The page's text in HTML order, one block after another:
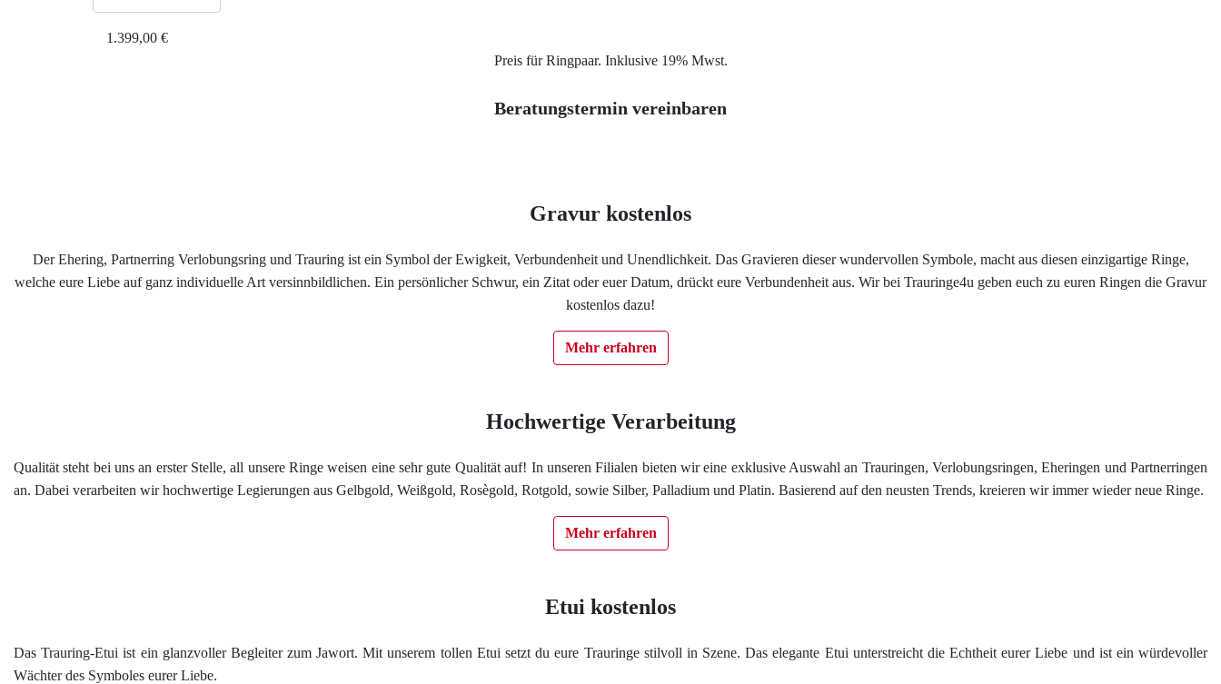
1.399,00 €
Preis für Ringpaar. Inklusive 19% Mwst.
Beratungstermin vereinbaren
Gravur kostenlos
Der Ehering, Partnerring Verlobungsring und Trauring ist ein Symbol der Ewigkeit, Verbundenheit und Unendlichkeit. Das Gravieren dieser wundervollen Symbole, macht aus diesen einzigartige Ringe,
welche eure Liebe auf ganz individuelle Art versinnbildlichen. Ein persönlicher Schwur, ein Zitat oder euer Datum, drückt eure Verbundenheit aus. Wir bei Trauringe4u geben euch zu euren Ringen die Gravur
kostenlos dazu!
Mehr erfahren
Hochwertige Verarbeitung
Qualität steht bei uns an erster Stelle, all unsere Ringe weisen eine sehr gute Qualität auf! In unseren Filialen bieten wir eine exklusive Auswahl an Trauringen, Verlobungsringen, Eheringen und Partnerringen
an. Dabei verarbeiten wir hochwertige Legierungen aus Gelbgold, Weißgold, Rosègold, Rotgold, sowie Silber, Palladium und Platin. Basierend auf den neusten Trends, kreieren wir immer wieder neue Ringe.
Mehr erfahren
Etui kostenlos
Das Trauring-Etui ist ein glanzvoller Begleiter zum Jawort. Mit unserem tollen Etui setzt du eure Trauringe stilvoll in Szene. Das elegante Etui unterstreicht die Echtheit eurer Liebe und ist ein würdevoller
Wächter des Symboles eurer Liebe.
Cookies
Datenschutzerklärung
Impressum
Individuelle Trauringe
Ratgeber
Uhren Schmuck Reparatur Service
Verlobungsringe Köln